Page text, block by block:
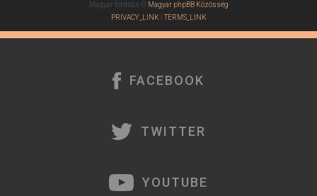
Magyar fordítás © Magyar phpBB Közösség
PRIVACY_LINK|TERMS_LINK
FACEBOOK
TWITTER
YOUTUBE